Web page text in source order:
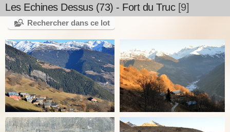
Les Echines Dessus (73) - Fort du Truc 9
Rechercher dans ce lot